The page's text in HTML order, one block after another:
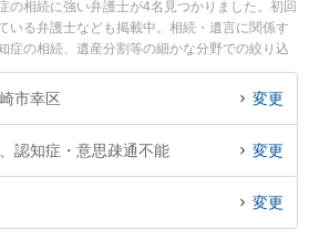
の相続に強い弁護士が4名見つかりました。初回
いる弁護士なども掲載中。相続・遺言に関係す
症の相続、遺産分割等の細かな分野での絞り込
富総合法律事務所の小川 文子弁護士や佐藤恵太
瀬沼法律事務所の瀬沼 一成弁護士のプロフィー
豊富な近くの弁護士を検索したい』『初回相談
できる川崎市幸区内の弁護士に相談予約した
におすすめです。
市幸区 変更
認知症・意思疎通不能 変更
変更